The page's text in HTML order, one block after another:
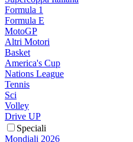
Formula 1
Formula E
MotoGP
Altri Motori
Basket
America's Cup
Nations League
Tennis
Sci
Volley
Drive UP
Speciali
Mondiali 2026